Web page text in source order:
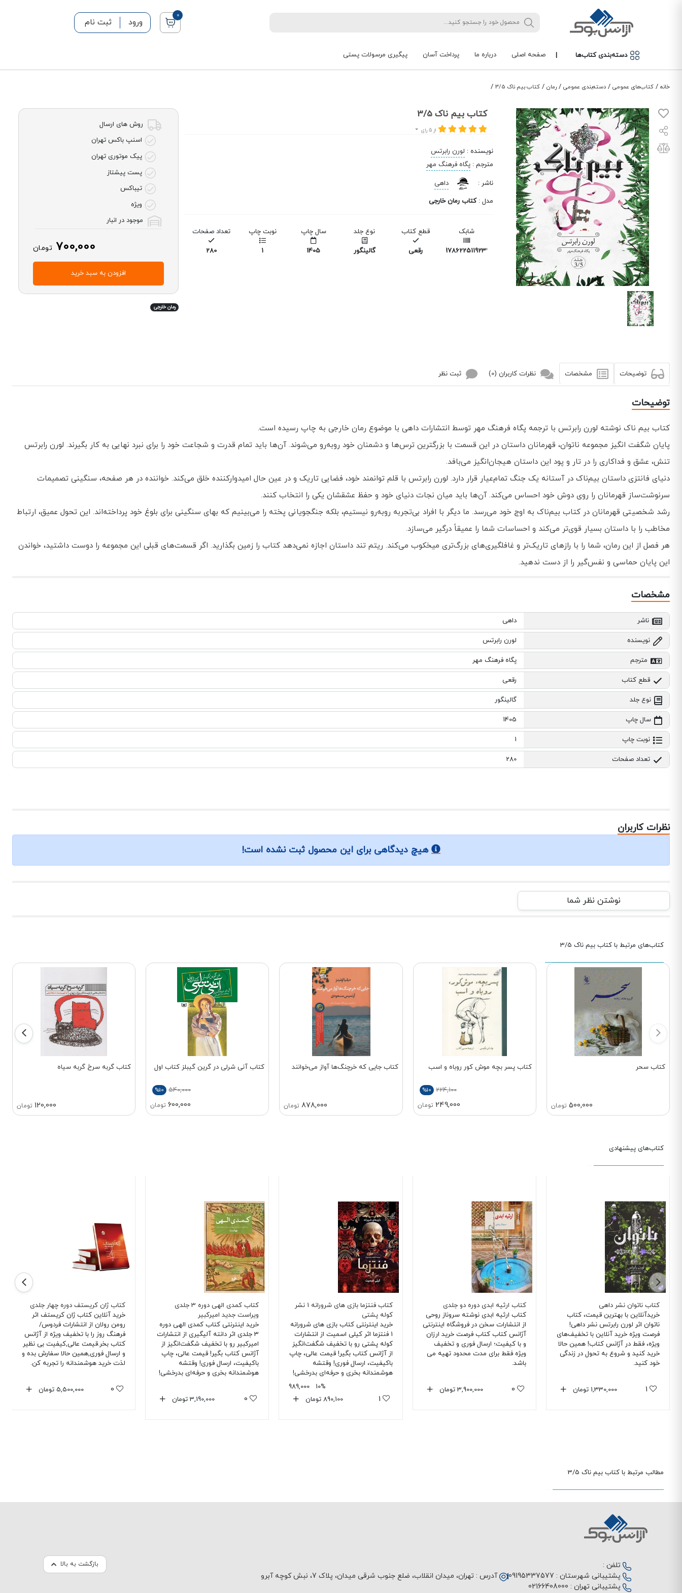
0
ورود ثبت نام
دسته‌بندی کتاب‌ها | صفحه اصلی درباره ما پرداخت آسان پیگیری مرسولات پستی
خانه / کتاب‌های عمومی / دسته‌بندی عمومی / رمان / کتاب بیم ناک 3/5 /
کتاب بیم ناک 3/5
از 5 رای
نویسنده : لورن رابرتس
مترجم : پگاه فرهنگ مهر
ناشر :
داهی
مدل :کتاب رمان خارجی
شابک
9786225119239
قطع کتاب
رقعی
نوع جلد
گالینگور
سال چاپ
1405
نوبت چاپ
1
تعداد صفحات
280
روش های ارسال
اسنپ باکس تهران
پیک موتوری تهران
پست پیشتاز
تیباکس
ویژه
موجود در انبار
700,000 تومان
افزودن به سبد خرید
رمان خارجی
توضیحات مشخصات نظرات کاربران (0) ثبت نظر
توضیحات
کتاب بیم ناک نوشته لورن رابرتس با ترجمه پگاه فرهنگ مهر توسط انتشارات داهی با موضوع رمان خارجی به چاپ رسیده است.
پایان شگفت انگیز مجموعه ناتوان، قهرمانان داستان در این قسمت با بزرگترین ترس‌ها و دشمنان خود روبه‌رو می‌شوند. آن‌ها باید تمام قدرت و شجاعت خود را برای نبرد نهایی به کار بگیرند. لورن رابرتس
تنش، عشق و فداکاری را در تار و پود این داستان هیجان‌انگیز می‌بافد.
دنیای فانتزی داستان بیم‌ناک در آستانه یک جنگ تمام‌عیار قرار دارد. لورن رابرتس با قلم توانمند خود، فضایی تاریک و در عین حال امیدوارکننده خلق می‌کند. خواننده در هر صفحه، سنگینی تصمیمات
سرنوشت‌ساز قهرمانان را روی دوش خود احساس می‌کند. آن‌ها باید میان نجات دنیای خود و حفظ عشقشان یکی را انتخاب کنند.
رشد شخصیتی قهرمانان در کتاب بیم‌ناک به اوج خود می‌رسد. ما دیگر با افراد بی‌تجربه روبه‌رو نیستیم، بلکه جنگجویانی پخته را می‌بینیم که بهای سنگینی برای بلوغ خود پرداخته‌اند. این تحول عمیق، ارتباط
مخاطب را با داستان بسیار قوی‌تر می‌کند و احساسات شما را عمیقاً درگیر می‌سازد.
هر فصل از این رمان، شما را با رازهای تاریک‌تر و غافلگیری‌های بزرگ‌تری میخکوب می‌کند. ریتم تند داستان اجازه نمی‌دهد کتاب را زمین بگذارید. اگر قسمت‌های قبلی این مجموعه را دوست داشتید، خواندن
این پایان حماسی و نفس‌گیر را از دست ندهید.
مشخصات
ناشر داهی
نویسنده لورن رابرتس
مترجم پگاه فرهنگ مهر
قطع کتاب رقعی
نوع جلد گالینگور
سال چاپ 1405
نوبت چاپ 1
تعداد صفحات 280
نظرات کاربران
هیچ دیدگاهی برای این محصول ثبت نشده است!
نوشتن نظر شما
کتاب‌های مرتبط با کتاب بیم ناک 3/5
کتاب سحر
500,000 تومان
کتاب پسر بچه موش کور روباه و اسب
224,100
%10
249,000 تومان
کتاب جایی که خرچنگ‌ها آواز می‌خوانند
878,000 تومان
کتاب آنی شرلی در گرین گیبلز کتاب اول
540,000
%10
600,000 تومان
کتاب گربه سرخ گربه سیاه
120,000 تومان
کتاب‌های پیشنهادی
کتاب ناتوان نشر داهی
خریدآنلاین با بهترین قیمت، کتاب
ناتوان اثر لورن رابرتس نشر داهی!
فرصت ویژه خرید آنلاین با تخفیف‌های
ویژه، فقط در آژانس کتاب! همین حالا
خرید کنید و شروع به تحول در زندگی
خود کنید.
1
1,330,000 تومان
کتاب ارثیه ابدی دوره دو جلدی
کتاب ارثیه ابدی نوشته سروناز روحی
از انتشارات سخن در فروشگاه اینترنتی
آژانس کتاب کتاب فرصت خرید ارزان
و با کیفیت؛ ارسال فوری و تخفیف
ویژه فقط برای مدت محدود تهیه می
باشد.
3,900,000 تومان
کتاب فنتزما بازی های شرورانه 1 نشر
کوله پشتی
خرید اینترنتی کتاب بازی های شرورانه
1 فنتزما اثر کیلی اسمیت از انتشارات
کوله پشتی رو با تخفیف شگفت‌انگیز
از آژانس کتاب بگیر! قیمت عالی، چاپ
باکیفیت، ارسال فوری! وقتشه
هوشمندانه بخری و حرفه‌ای بدرخشی!
1
10%
989,000
890,100 تومان
کتاب کمدی الهی دوره 3 جلدی
ویراست جدید امیرکبیر
خرید اینترنتی کتاب کمدی الهی دوره
3 جلدی اثر دانته آلیگیری از انتشارات
امیرکبیر رو با تخفیف شگفت‌انگیز از
آژانس کتاب بگیر! قیمت عالی، چاپ
باکیفیت، ارسال فوری! وقتشه
هوشمندانه بخری و حرفه‌ای بدرخشی!
0
3,190,000 تومان
کتاب ژان کریستف دوره چهار جلدی
خرید آنلاین کتاب ژان کریستف اثر
رومن رولان از انتشارات فردوس/
فرهنگ روز را با تخفیف ویژه از آژانس
کتاب بخر.قیمت عالی,کیفیت بی نظیر
و ارسال فوری,همین حالا سفارش بده و
لذت خرید هوشمندانه را تجربه کن.
0
5,500,000 تومان
مطالب مرتبط با کتاب بیم ناک 3/5
بازگشت به بالا
تلفن :
پشتیبانی شهرستان : 09195337577
پشتیبانی تهران : 02166408000
آدرس : تهران، میدان انقلاب، ضلع جنوب شرقی میدان، پلاک 7، نبش کوچه آبرو